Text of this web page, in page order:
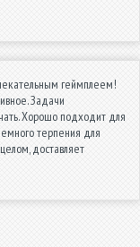
геймплеем!
Задачи
Хорошо подходит для
терпения для
доставляет